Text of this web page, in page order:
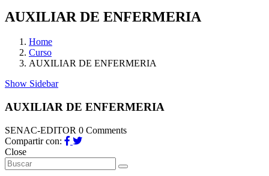
AUXILIAR DE ENFERMERIA
Home
Curso
AUXILIAR DE ENFERMERIA
Show Sidebar
AUXILIAR DE ENFERMERIA
SENAC-EDITOR 0 Comments
Compartir con:
Close